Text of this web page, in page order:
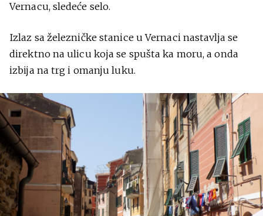
Vernacu, sledeće selo.
Izlaz sa železničke stanice u Vernaci nastavlja se
direktno na ulicu koja se spušta ka moru, a onda
izbija na trg i omanju luku.